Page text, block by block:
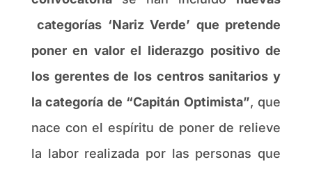
categorías ‘Nariz Verde’ que pretende
poner en valor el liderazgo positivo de
los gerentes de los centros sanitarios y
la categoría de “Capitán Optimista”, que
nace con el espíritu de poner de relieve
la labor realizada por las personas que